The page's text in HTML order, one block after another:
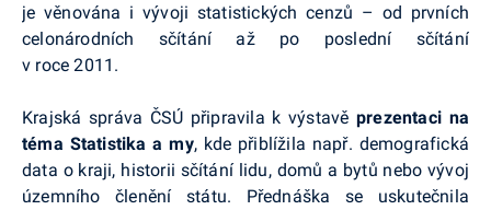
je věnována i vývoji statistických cenzů – od prvních
celonárodních sčítání až po poslední sčítání
v roce 2011.
Krajská správa ČSÚ připravila k výstavěprezentaci na
téma Statistika a my, kde přiblížila např. demografická
data o kraji, historii sčítání lidu, domů a bytů nebo vývoj
územního členění státu. Přednáška se uskutečnila